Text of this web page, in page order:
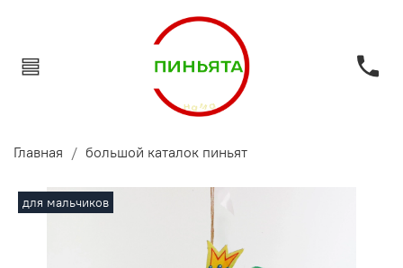
Главная большой каталок пиньят
для мальчиков